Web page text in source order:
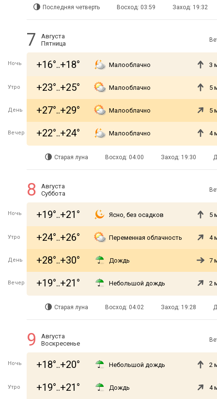
Последняя четверть Восход: 03:59 Заход: 19:32
7
Августа
Пятница
Ночь +16°..+18° Малооблачно 3
Утро +23°..+25° Малооблачно 5
День +27°..+29° Малооблачно 5
Вечер +22°..+24° Малооблачно 4
Старая луна Восход: 04:00 Заход: 19:30
8
Августа
Суббота
Ночь +19°..+21° Ясно, без осадков 5
Утро +24°..+26° Переменная облачность 4
День +28°..+30° Дождь 7
Вечер +19°..+21° Небольшой дождь 2
Старая луна Восход: 04:02 Заход: 19:28
9
Августа
Воскресенье
Ночь +18°..+20° Небольшой дождь 2
Утро +19°..+21° Дождь 4